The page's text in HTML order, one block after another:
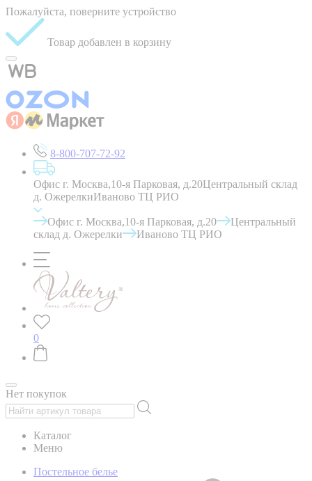
Пожалуйста, поверните устройство
Товар добавлен в корзину
8-800-707-72-92
Офис г. Москва,10-я Парковая, д.20Центральный склад
д. ОжерелкиИваново ТЦ РИО
Офис г. Москва,10-я Парковая, д.20
Центральный
склад д. Ожерелки
Иваново ТЦ РИО
0
Нет покупок
Каталог
Меню
Постельное белье